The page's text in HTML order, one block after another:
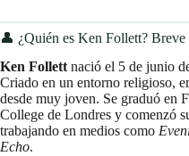
👤 ¿Quién es Ken Follett?
Ken Follett nació el 5 de junio
Criado en un entorno religioso,
desde muy joven. Se graduó en
College de Londres y comenzó
trabajando en medios como
Echo.